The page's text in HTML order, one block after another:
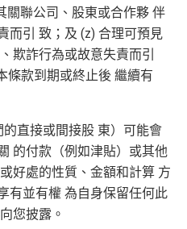
關聯公司、股東或合作夥 伴
而引 致；及 (z) 合理可預見
欺詐行為或故意失責而引
條款到期或終止後 繼續有
直接或間接股 東）可能會
的付款（例如津貼）或其他
好處的性質、金額和計算 方
有並有權 為自身保留任何此
您披露。